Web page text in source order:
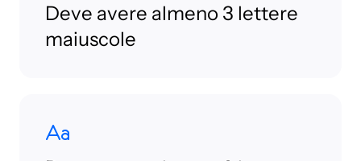
Deve avere almeno 3 lettere
maiuscole